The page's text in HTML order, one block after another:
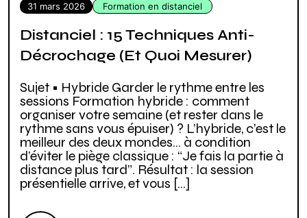
31 mars 2026 Formation en distanciel
Distanciel : 15 Techniques Anti-
Décrochage (et Quoi Mesurer)
Sujet • Hybride Garder le rythme entre les
sessions Formation hybride : comment
organiser votre semaine (et rester dans le
rythme sans vous épuiser) ? L’hybride, c’est le
meilleur des deux mondes… à condition
d’éviter le piège classique : “Je fais la partie à
distance plus tard”. Résultat : la session
présentielle arrive, et vous […]